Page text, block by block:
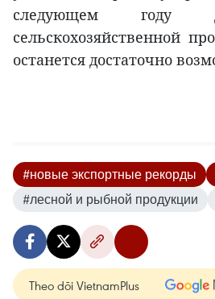
следующем году
сельскохозяйственной
останется достаточно
#новые экспортные рекорды
#лесной и рыбной продукции
Theo dõi VietnamPlus